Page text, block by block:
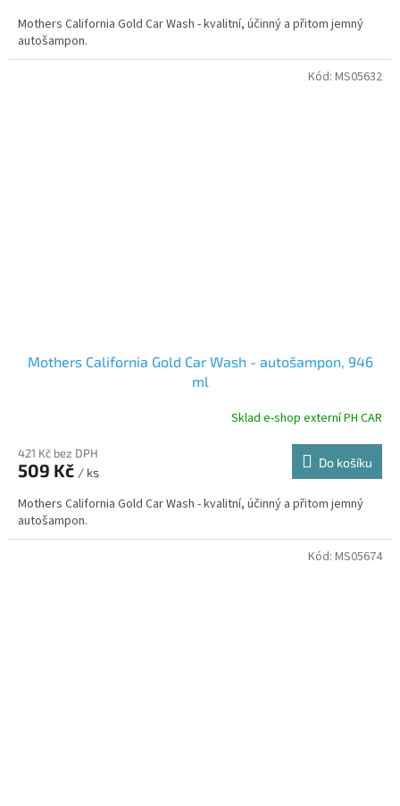
Mothers California Gold Car Wash - kvalitní, účinný a přitom jemný
autošampon.
Mothers California Gold Car Wash - autošampon, 946
ml
Sklad e-shop externí PH CAR
421 Kč bez DPH
509 Kč / ks
Do košíku
Mothers California Gold Car Wash - kvalitní, účinný a přitom jemný
autošampon.
Kód: MS05632
Kód: MS05674